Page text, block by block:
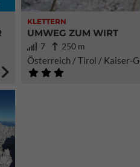
KLETTERN
UMWEG ZUM WIRT
7 250 m
Österreich / Tirol / Kaiser-